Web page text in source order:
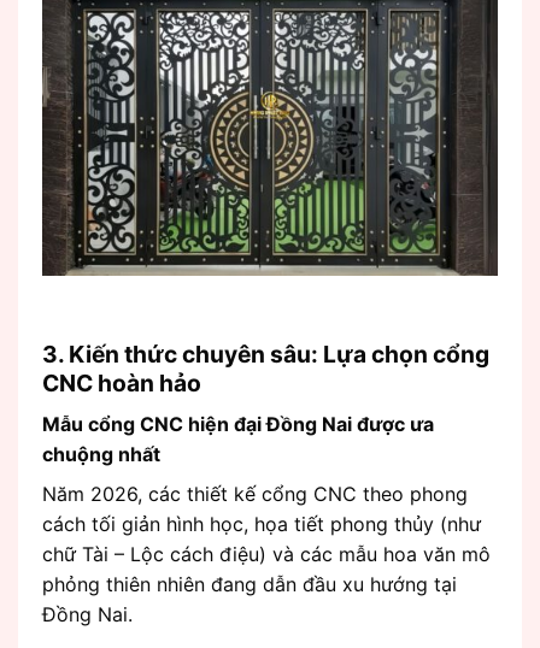
3. Kiến thức chuyên sâu: Lựa chọn cổng
CNC hoàn hảo
Mẫu cổng CNC hiện đại Đồng Nai được ưa
chuộng nhất
Năm 2026, các thiết kế cổng CNC theo phong
cách tối giản hình học, họa tiết phong thủy (như
chữ Tài – Lộc cách điệu) và các mẫu hoa văn mô
phỏng thiên nhiên đang dẫn đầu xu hướng tại
Đồng Nai.